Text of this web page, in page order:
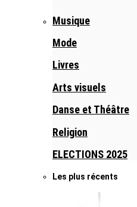
Musique
Mode
Livres
Arts visuels
Danse et Théâtre
Religion
ELECTIONS 2025
Les plus récents